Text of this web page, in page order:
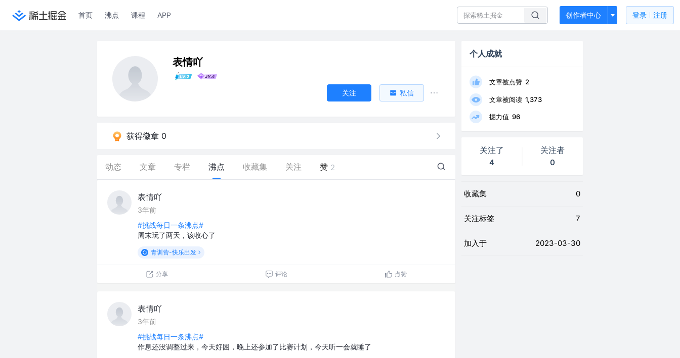
首页 沸点 课程 APP 创作者中心 登录 注册
表情吖
关注 私信
获得徽章 0
动态 文章 专栏 沸点 收藏集 关注 赞 2
表情吖
3年前
#挑战每日一条沸点#
周末玩了两天，该收心了
青训营-快乐出发
分享 评论 点赞
表情吖
3年前
#挑战每日一条沸点#
作息还没调整过来，今天好困，晚上还参加了比赛计划，今天听一会就睡了
个人成就
文章被点赞 2
文章被阅读 1,373
掘力值 96
关注了
4
关注者
0
收藏集 0
关注标签 7
加入于 2023-03-30